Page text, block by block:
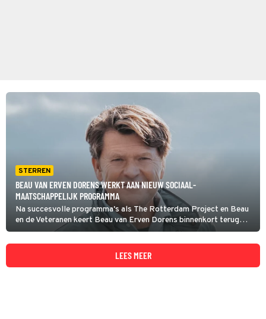
STERREN
BEAU VAN ERVEN DORENS WERKT AAN NIEUW SOCIAAL-
MAATSCHAPPELIJK PROGRAMMA
Na succesvolle programma's als The Rotterdam Project en Beau
en de Veteranen keert Beau van Erven Dorens binnenkort terug
met een nieuw sociaal-maatschappelijk project. Waar dat precies
over zal gaan, is nog de vraag.
LEES MEER